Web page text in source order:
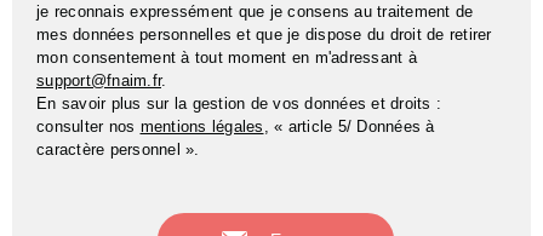
je reconnais expressément que je consens au traitement de
mes données personnelles et que je dispose du droit de retirer
mon consentement à tout moment en m'adressant à
support@fnaim.fr.
En savoir plus sur la gestion de vos données et droits :
consulter nos mentions légales , « article 5/ Données à
caractère personnel ».